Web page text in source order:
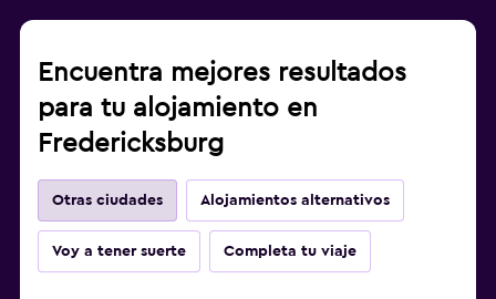
Encuentra mejores resultados
para tu alojamiento en
Fredericksburg
Otras ciudades Alojamientos alternativos
Voy a tener suerte Completa tu viaje